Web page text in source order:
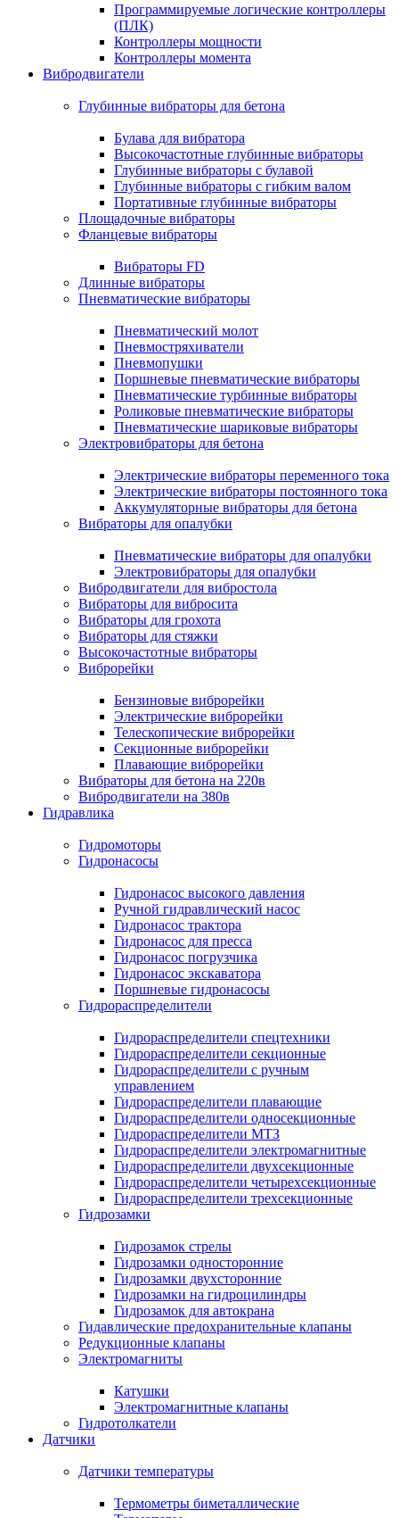
Программируемые логические контроллеры
(ПЛК)
Контроллеры мощности
Контроллеры момента
Вибродвигатели
Глубинные вибраторы для бетона
Булава для вибратора
Высокочастотные глубинные вибраторы
Глубинные вибраторы с булавой
Глубинные вибраторы с гибким валом
Портативные глубинные вибраторы
Площадочные вибраторы
Фланцевые вибраторы
Вибраторы FD
Длинные вибраторы
Пневматические вибраторы
Пневматический молот
Пневмостряхиватели
Пневмопушки
Поршневые пневматические вибраторы
Пневматические турбинные вибраторы
Роликовые пневматические вибраторы
Пневматические шариковые вибраторы
Электровибраторы для бетона
Электрические вибраторы переменного тока
Электрические вибраторы постоянного тока
Аккумуляторные вибраторы для бетона
Вибраторы для опалубки
Пневматические вибраторы для опалубки
Электровибраторы для опалубки
Вибродвигатели для вибростола
Вибраторы для вибросита
Вибраторы для грохота
Вибраторы для стяжки
Высокочастотные вибраторы
Виброрейки
Бензиновые виброрейки
Электрические виброрейки
Телескопические виброрейки
Секционные виброрейки
Плавающие виброрейки
Вибраторы для бетона на 220в
Вибродвигатели на 380в
Гидравлика
Гидромоторы
Гидронасосы
Гидронасос высокого давления
Ручной гидравлический насос
Гидронасос трактора
Гидронасос для пресса
Гидронасос погрузчика
Гидронасос экскаватора
Поршневые гидронасосы
Гидрораспределители
Гидрораспределители спецтехники
Гидрораспределители секционные
Гидрораспределители с ручным
управлением
Гидрораспределители плавающие
Гидрораспределители односекционные
Гидрораспределители МТЗ
Гидрораспределители электромагнитные
Гидрораспределители двухсекционные
Гидрораспределители четырехсекционные
Гидрораспределители трехсекционные
Гидрозамки
Гидрозамок стрелы
Гидрозамки односторонние
Гидрозамки двухсторонние
Гидрозамки на гидроцилиндры
Гидрозамок для автокрана
Гидавлические предохранительные клапаны
Редукционные клапаны
Электромагниты
Катушки
Электромагнитные клапаны
Гидротолкатели
Датчики
Датчики температуры
Термометры биметаллические